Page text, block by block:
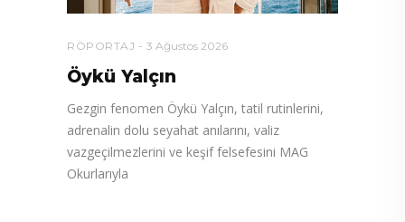
RÖPORTAJ 3 Ağustos 2026
Öykü Yalçın
Gezgin fenomen Öykü Yalçın, tatil rutinlerini,
adrenalin dolu seyahat anılarını, valiz
vazgeçilmezlerini ve keşif felsefesini MAG
Okurlarıyla